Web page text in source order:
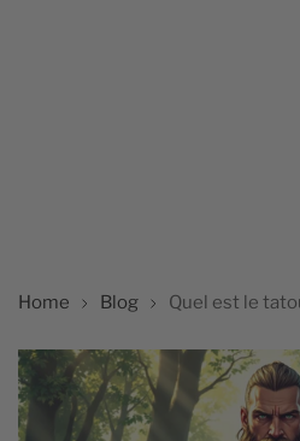
Home Blog Quel est le